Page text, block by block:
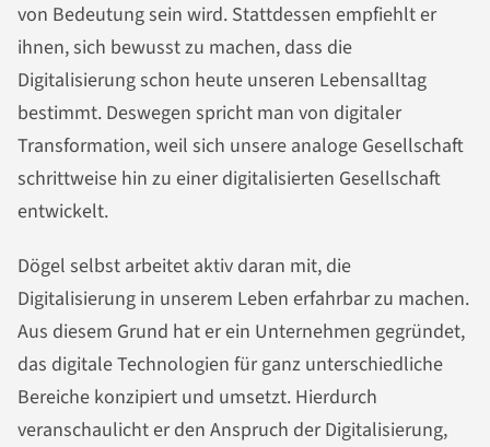
von Bedeutung sein wird. Stattdessen empfiehlt er
ihnen, sich bewusst zu machen, dass die
Digitalisierung schon heute unseren Lebensalltag
bestimmt. Deswegen spricht man von digitaler
Transformation, weil sich unsere analoge Gesellschaft
schrittweise hin zu einer digitalisierten Gesellschaft
entwickelt.
Dögel selbst arbeitet aktiv daran mit, die
Digitalisierung in unserem Leben erfahrbar zu machen.
Aus diesem Grund hat er ein Unternehmen gegründet,
das digitale Technologien für ganz unterschiedliche
Bereiche konzipiert und umsetzt. Hierdurch
veranschaulicht er den Anspruch der Digitalisierung,